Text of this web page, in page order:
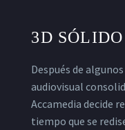
3D SÓLIDO
Después de
audiovisual
Accamedia decide
tiempo que se